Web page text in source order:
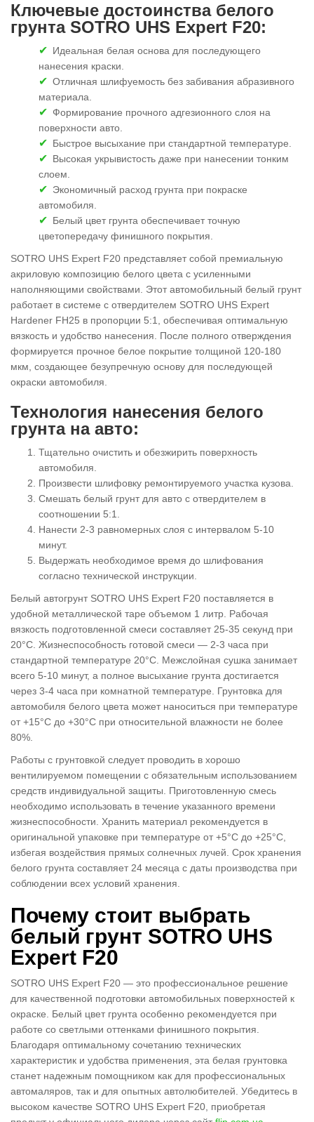
Ключевые достоинства белого
грунта SOTRO UHS Expert F20:
Идеальная белая основа для последующего
нанесения краски.
Отличная шлифуемость без забивания абразивного
материала.
Формирование прочного адгезионного слоя на
поверхности авто.
Быстрое высыхание при стандартной температуре.
Высокая укрывистость даже при нанесении тонким
слоем.
Экономичный расход грунта при покраске
автомобиля.
Белый цвет грунта обеспечивает точную
цветопередачу финишного покрытия.
SOTRO UHS Expert F20 представляет собой премиальную
акриловую композицию белого цвета с усиленными
наполняющими свойствами. Этот автомобильный белый грунт
работает в системе с отвердителем SOTRO UHS Expert
Hardener FH25 в пропорции 5:1, обеспечивая оптимальную
вязкость и удобство нанесения. После полного отверждения
формируется прочное белое покрытие толщиной 120-180
мкм, создающее безупречную основу для последующей
окраски автомобиля.
Технология нанесения белого
грунта на авто:
Тщательно очистить и обезжирить поверхность
автомобиля.
Произвести шлифовку ремонтируемого участка кузова.
Смешать белый грунт для авто с отвердителем в
соотношении 5:1.
Нанести 2-3 равномерных слоя с интервалом 5-10
минут.
Выдержать необходимое время до шлифования
согласно технической инструкции.
Белый автогрунт SOTRO UHS Expert F20 поставляется в
удобной металлической таре объемом 1 литр. Рабочая
вязкость подготовленной смеси составляет 25-35 секунд при
20°C. Жизнеспособность готовой смеси — 2-3 часа при
стандартной температуре 20°C. Межслойная сушка занимает
всего 5-10 минут, а полное высыхание грунта достигается
через 3-4 часа при комнатной температуре. Грунтовка для
автомобиля белого цвета может наноситься при температуре
от +15°C до +30°C при относительной влажности не более
80%.
Работы с грунтовкой следует проводить в хорошо
вентилируемом помещении с обязательным использованием
средств индивидуальной защиты. Приготовленную смесь
необходимо использовать в течение указанного времени
жизнеспособности. Хранить материал рекомендуется в
оригинальной упаковке при температуре от +5°C до +25°C,
избегая воздействия прямых солнечных лучей. Срок хранения
белого грунта составляет 24 месяца с даты производства при
соблюдении всех условий хранения.
Почему стоит выбрать
белый грунт SOTRO UHS
Expert F20
SOTRO UHS Expert F20 — это профессиональное решение
для качественной подготовки автомобильных поверхностей к
окраске. Белый цвет грунта особенно рекомендуется при
работе со светлыми оттенками финишного покрытия.
Благодаря оптимальному сочетанию технических
характеристик и удобства применения, эта белая грунтовка
станет надежным помощником как для профессиональных
автомаляров, так и для опытных автолюбителей. Убедитесь в
высоком качестве SOTRO UHS Expert F20, приобретая